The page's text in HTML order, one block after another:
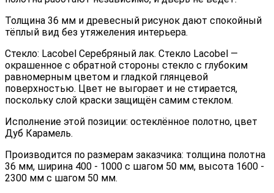
Толщина 36 мм и древесный рисунок дают спокойный
тёплый вид без утяжеления интерьера.
Стекло: Lacobel Серебряный лак. Стекло Lacobel —
окрашенное с обратной стороны стекло с глубоким
равномерным цветом и гладкой глянцевой
поверхностью. Цвет не выгорает и не стирается,
поскольку слой краски защищён самим стеклом.
Исполнение этой позиции: остеклённое полотно, цвет
Дуб Карамель.
Производится по размерам заказчика: толщина полотна
36 мм, ширина 400 - 1000 с шагом 50 мм, высота 1600 -
2300 мм с шагом 50 мм.